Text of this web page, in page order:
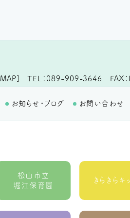
MAP ] TEL 089-909-3646 FAX
お知らせ・ブログ お問い合わせ
松山市立
堀江保育園
きらきらキ